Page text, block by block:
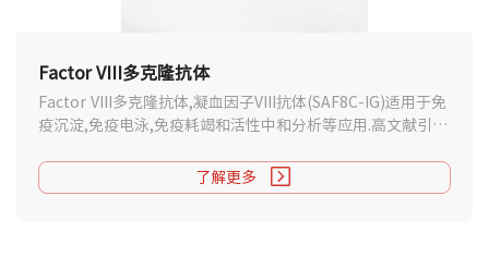
Factor VIII多克隆抗体
Factor VIII多克隆抗体,凝血因子VIII抗体(SAF8C-IG)适用于免
疫沉淀,免疫电泳,免疫耗竭和活性中和分析等应用.高文献引用
了解更多